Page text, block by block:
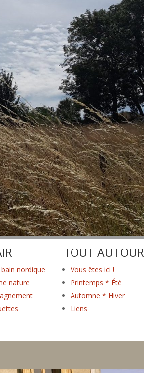
nordique
nature
TOUT AUTOUR
Vous êtes ici !
Printemps * Été
Automne * Hiver
Liens